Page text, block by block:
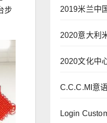
步
2019米兰中
2020意大利
2020文化中
C.C.C.MI意
Login